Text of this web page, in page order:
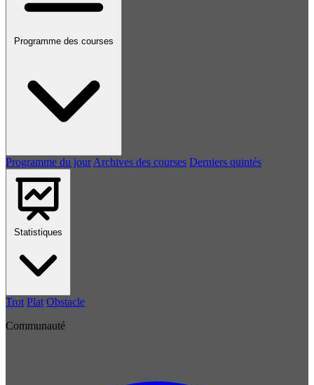
Programme des courses
Programme du jour Archives des courses Derniers quintés
Statistiques
Trot Plat Obstacle
Communauté